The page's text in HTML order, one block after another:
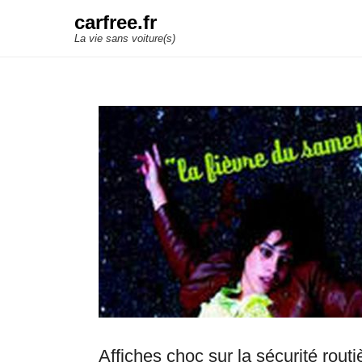
carfree.fr
La vie sans voiture(s)
Affiches choc sur la sécurité